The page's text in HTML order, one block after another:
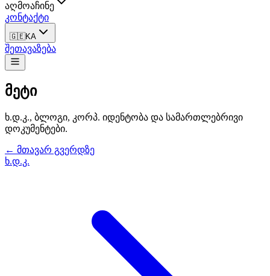
აღმოაჩინე
კონტაქტი
🇬🇪KA
შეთავაზება
მეტი
ხ.დ.კ., ბლოგი, კორპ. იდენტობა და სამართლებრივი
დოკუმენტები.
← მთავარ გვერდზე
ხ.დ.კ.